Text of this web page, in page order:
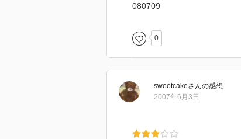
080709
0
sweetcakeさんの感想
2007年6月3日